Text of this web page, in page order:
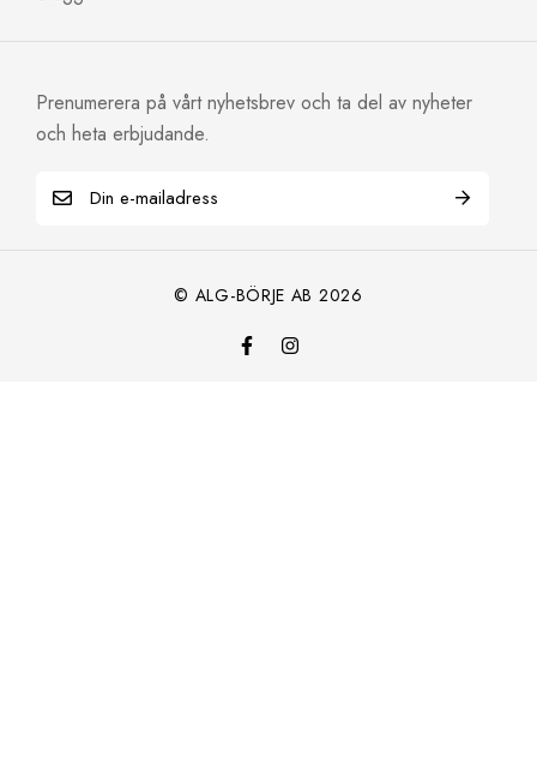
Prenumerera på vårt nyhetsbrev och ta del av nyheter
och heta erbjudande.
© ALG-BÖRJE AB 2026